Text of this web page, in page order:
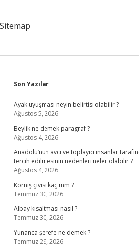
Sitemap
Sidebar
Son Yazılar
Ayak uyuşması neyin belirtisi olabilir ?
Ağustos 5, 2026
Beylik ne demek paragraf ?
Ağustos 4, 2026
Anadolu’nun avcı ve toplayıcı insanlar
tercih edilmesinin nedenleri neler olabilir ?
Ağustos 4, 2026
Korniş çivisi kaç mm ?
Temmuz 30, 2026
Albay kısaltması nasıl ?
Temmuz 30, 2026
Yunanca şerefe ne demek ?
Temmuz 29, 2026